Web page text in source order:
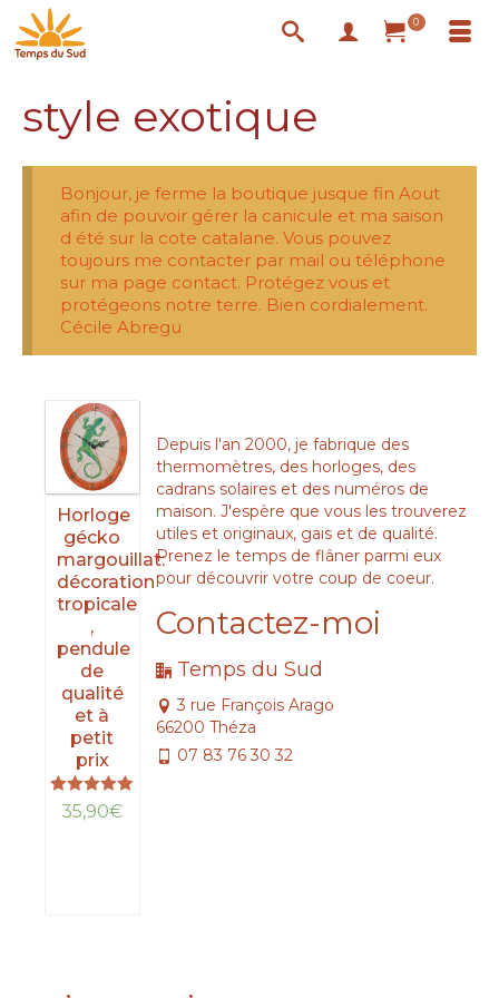
0
style exotique
Bonjour, je ferme la boutique jusque fin Aout
afin de pouvoir gérer la canicule et ma saison
d été sur la cote catalane. Vous pouvez
toujours me contacter par mail ou téléphone
sur ma page contact. Protégez vous et
protégeons notre terre. Bien cordialement.
Cécile Abregu
Horloge
gécko
margouillat:
décoration
tropicale
,
pendule
de
qualité
et à
petit
prix
Note
5.00
35,90€
Depuis l'an 2000, je fabrique des
thermomètres, des horloges, des
cadrans solaires et des numéros de
maison. J'espère que vous les trouverez
utiles et originaux, gais et de qualité.
Prenez le temps de flâner parmi eux
pour découvrir votre coup de coeur.
Contactez-moi
Temps du Sud
3 rue François Arago
66200 Théza
07 83 76 30 32